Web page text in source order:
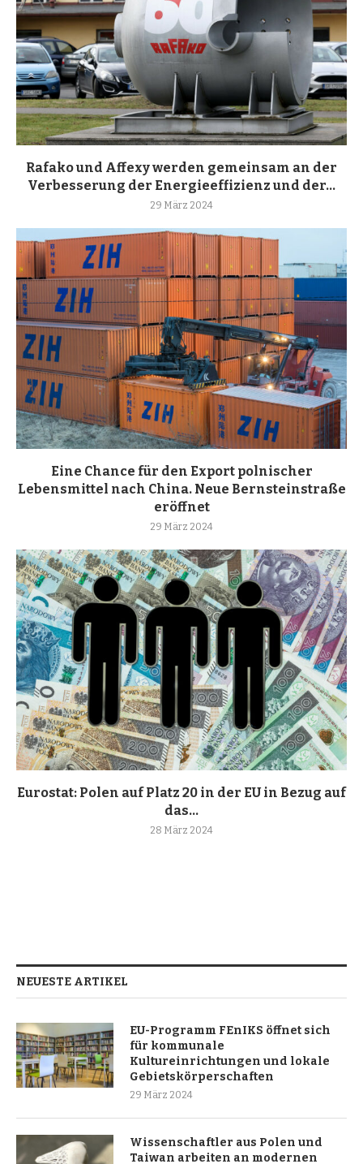
Rafako und Affexy werden gemeinsam an der
Verbesserung der Energieeffizienz und der...
29 März 2024
Eine Chance für den Export polnischer
Lebensmittel nach China. Neue Bernsteinstraße
eröffnet
29 März 2024
Eurostat: Polen auf Platz 20 in der EU in Bezug auf
das...
28 März 2024
NEUESTE ARTIKEL
EU-Programm FEnIKS öffnet sich
für kommunale
Kultureinrichtungen und lokale
Gebietskörperschaften
29 März 2024
Wissenschaftler aus Polen und
Taiwan arbeiten an modernen